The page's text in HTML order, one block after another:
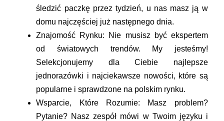
śledzić paczkę przez tydzień, u nas masz ją w
domu najczęściej już następnego dnia.
Znajomość Rynku: Nie musisz być ekspertem
od światowych trendów. My jesteśmy!
Selekcjonujemy dla Ciebie najlepsze
jednorazówki i najciekawsze nowości, które są
popularne i sprawdzone na polskim rynku.
Wsparcie, Które Rozumie: Masz problem?
Pytanie? Nasz zespół mówi w Twoim języku i